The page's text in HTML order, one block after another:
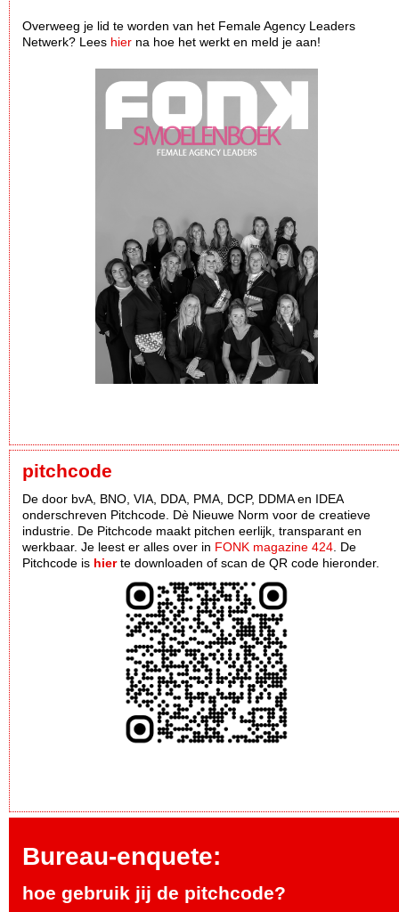
Overweeg je lid te worden van het Female Agency Leaders
Netwerk? Lees hier na hoe het werkt en meld je aan!
pitchcode
De door bvA, BNO, VIA, DDA, PMA, DCP, DDMA en IDEA
onderschreven Pitchcode. Dè Nieuwe Norm voor de creatieve
industrie. De Pitchcode maakt pitchen eerlijk, transparant en
werkbaar. Je leest er alles over in FONK magazine 424 . De
Pitchcode is hierte downloaden of scan de QR code hieronder.
Bureau-enquete:
hoe gebruik jij de pitchcode?